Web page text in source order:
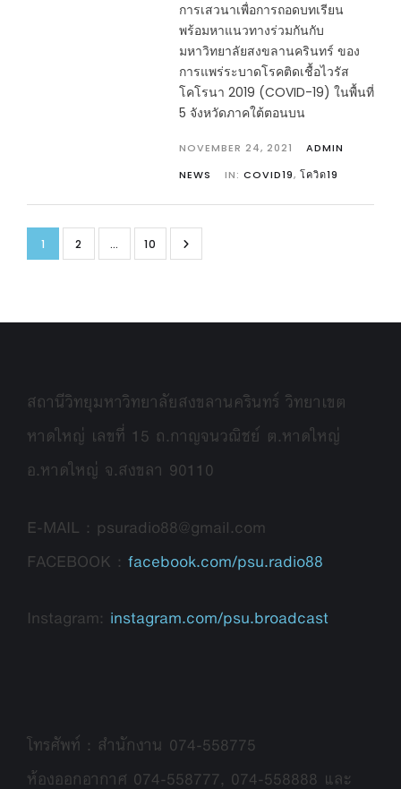
การเสวนาเพื่อการถอดบทเรียน
พร้อมหาแนวทางร่วมกันกับ
มหาวิทยาลัยสงขลานครินทร์ ของ
การแพร่ระบาดโรคติดเชื้อไวรัส
โคโรนา 2019 (COVID-19) ในพื้นที่
5 จังหวัดภาคใต้ตอนบน
NOVEMBER 24, 2021
ADMIN
NEWS
IN: COVID19, โควิด19
1 2 … 10
สถานีวิทยุมหาวิทยาลัยสงขลานครินทร์ วิทยาเขต
หาดใหญ่ เลขที่ 15 ถ.กาญจนวณิชย์ ต.หาดใหญ่
อ.หาดใหญ่ จ.สงขลา 90110
E-MAIL : psuradio88@gmail.com
FACEBOOK : facebook.com/psu.radio88
Instagram: instagram.com/psu.broadcast
โทรศัพท์ : สำนักงาน 074-558775
ห้องออกอากาศ 074-558777, 074-558888 และ